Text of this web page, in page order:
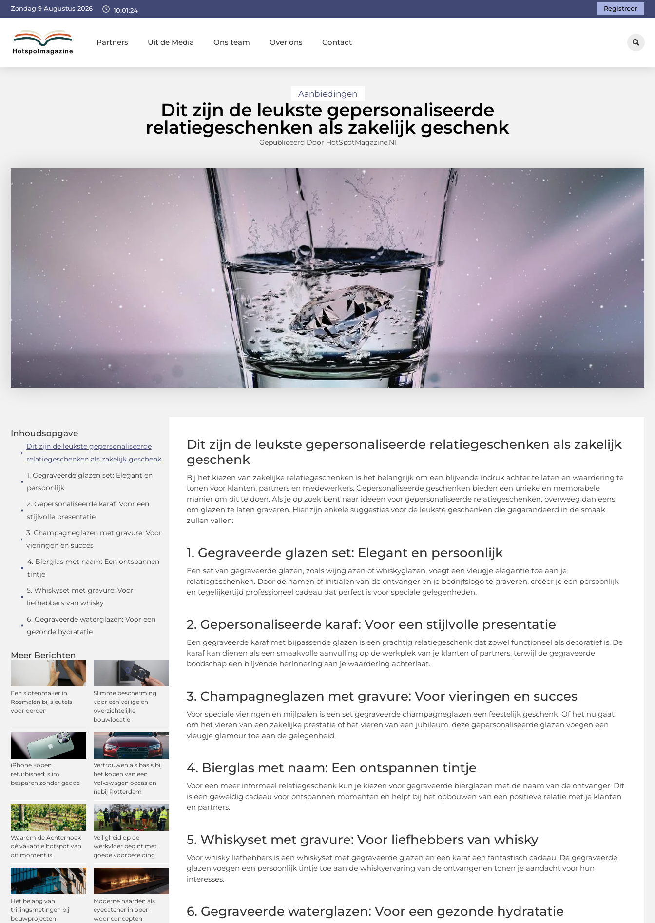
Zondag 9 Augustus 2026 10:01:25 Registreer
Partners Uit de Media Ons team Over ons Contact
Aanbiedingen
Dit zijn de leukste gepersonaliseerde
relatiegeschenken als zakelijk geschenk
Gepubliceerd Door HotSpotMagazine.nl
Inhoudsopgave
Dit zijn de leukste gepersonaliseerde
relatiegeschenken als zakelijk geschenk
1. Gegraveerde glazen set: Elegant en
persoonlijk
2. Gepersonaliseerde karaf: Voor een
stijlvolle presentatie
3. Champagneglazen met gravure: Voor
vieringen en succes
4. Bierglas met naam: Een ontspannen
tintje
5. Whiskyset met gravure: Voor
liefhebbers van whisky
6. Gegraveerde waterglazen: Voor een
gezonde hydratatie
Meer Berichten
Een slotenmaker in
Rosmalen bij sleutels
voor derden
Slimme bescherming
voor een veilige en
overzichtelijke
bouwlocatie
iPhone kopen
refurbished: slim
besparen zonder gedoe
Vertrouwen als basis bij
het kopen van een
Volkswagen occasion
nabij Rotterdam
Waarom de Achterhoek
dé vakantie hotspot van
dit moment is
Veiligheid op de
werkvloer begint met
goede voorbereiding
Het belang van
trillingsmetingen bij
bouwprojecten
Moderne haarden als
eyecatcher in open
woonconcepten
Dit zijn de leukste gepersonaliseerde relatiegeschenken als zakelijk
geschenk
Bij het kiezen van zakelijke relatiegeschenken is het belangrijk om een blijvende indruk achter te laten en waardering te
tonen voor klanten, partners en medewerkers. Gepersonaliseerde geschenken bieden een unieke en memorabele
manier om dit te doen. Als je op zoek bent naar ideeën voor gepersonaliseerde relatiegeschenken, overweeg dan eens
om glazen te laten graveren. Hier zijn enkele suggesties voor de leukste geschenken die gegarandeerd in de smaak
zullen vallen:
1. Gegraveerde glazen set: Elegant en persoonlijk
Een set van gegraveerde glazen, zoals wijnglazen of whiskyglazen, voegt een vleugje elegantie toe aan je
relatiegeschenken. Door de namen of initialen van de ontvanger en je bedrijfslogo te graveren, creëer je een persoonlijk
en tegelijkertijd professioneel cadeau dat perfect is voor speciale gelegenheden.
2. Gepersonaliseerde karaf: Voor een stijlvolle presentatie
Een gegraveerde karaf met bijpassende glazen is een prachtig relatiegeschenk dat zowel functioneel als decoratief is. De
karaf kan dienen als een smaakvolle aanvulling op de werkplek van je klanten of partners, terwijl de gegraveerde
boodschap een blijvende herinnering aan je waardering achterlaat.
3. Champagneglazen met gravure: Voor vieringen en succes
Voor speciale vieringen en mijlpalen is een set gegraveerde champagneglazen een feestelijk geschenk. Of het nu gaat
om het vieren van een zakelijke prestatie of het vieren van een jubileum, deze gepersonaliseerde glazen voegen een
vleugje glamour toe aan de gelegenheid.
4. Bierglas met naam: Een ontspannen tintje
Voor een meer informeel relatiegeschenk kun je kiezen voor gegraveerde bierglazen met de naam van de ontvanger. Dit
is een geweldig cadeau voor ontspannen momenten en helpt bij het opbouwen van een positieve relatie met je klanten
en partners.
5. Whiskyset met gravure: Voor liefhebbers van whisky
Voor whisky liefhebbers is een whiskyset met gegraveerde glazen en een karaf een fantastisch cadeau. De gegraveerde
glazen voegen een persoonlijk tintje toe aan de whiskyervaring van de ontvanger en tonen je aandacht voor hun
interesses.
6. Gegraveerde waterglazen: Voor een gezonde hydratatie